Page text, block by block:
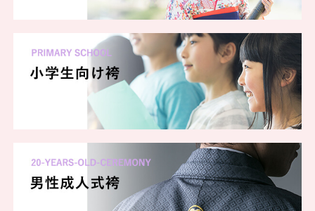
一蔵 ららぽーと安城店
一蔵 長野店
一蔵 ららぽーと柏の葉
一蔵 名古屋藤が丘店
一蔵 郡山店
一蔵 金沢店
一蔵 弘前店
一蔵 ららぽーと新三郷店
一蔵 川崎店
一蔵 秋田店
一蔵 京都烏丸店